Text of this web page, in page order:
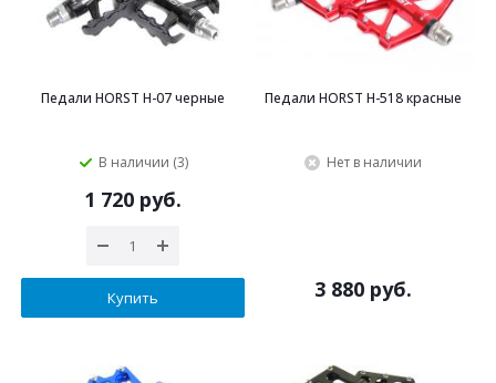
Педали HORST H-07 черные
В наличии (3)
1 720 руб.
Купить
Педали HORST H-518 красные
Нет в наличии
3 880 руб.